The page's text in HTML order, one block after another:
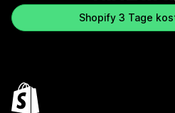
Shopify 3 Tage